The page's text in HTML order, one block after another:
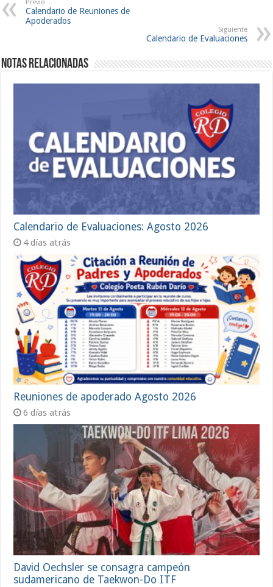
Previo
Calendario de Reuniones de
Apoderados
Siguiente
Calendario de Evaluaciones
Notas Relacionadas
Calendario de Evaluaciones: Agosto 2026
4 días atrás
Reuniones de apoderado Agosto 2026
6 días atrás
David Oechsler se consagra campeón
sudamericano de Taekwon-Do ITF